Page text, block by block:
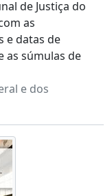
de Justiça do
as
e datas de
as súmulas de
e dos